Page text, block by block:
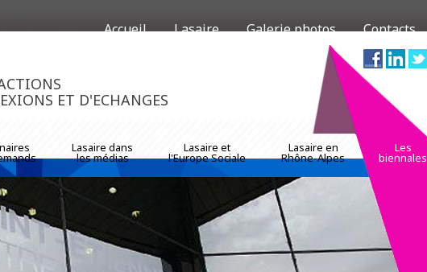
Accueil Lasaire Galerie photos
Contacts
ET D'ECHANGES
Lasaire dans
les médias
Lasaire et
l'Europe Sociale
Lasaire en
Rhône-Alpes
Les
biennales